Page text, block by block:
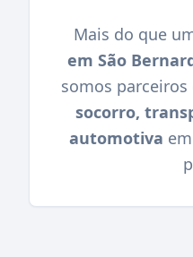
Mais do que
em São
somos
socorro,
automotiva